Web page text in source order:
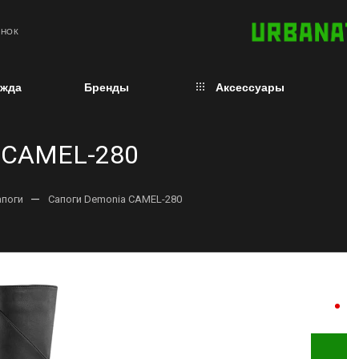
Бренды Аксессуары
280
— Сапоги Demonia CAMEL-280